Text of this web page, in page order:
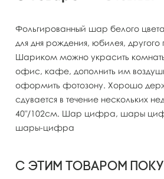
Фольгированный шар белого
для дня рождения, юбилея, другого
Шариком можно украсить
офис, кафе, дополнить им
оформить фотозону. Хорошо
сдувается в течение нескольких
40"/102см. Шар цифра, шары
шары-цифра
С этим товаром